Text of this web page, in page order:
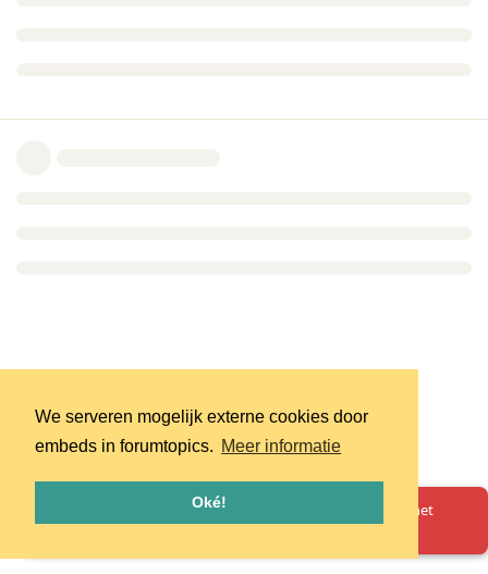
We serveren mogelijk externe cookies door
embeds in forumtopics. Meer informatie
Oké!
Oeps! Er is iets misgegaan. Herlaad de pagina en probeer het
opnieuw.